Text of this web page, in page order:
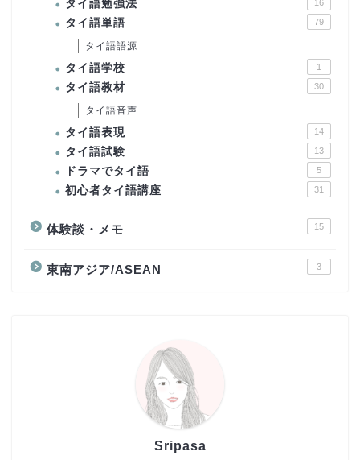
タイ語勉強法 16
タイ語単語 79
タイ語語源
タイ語学校 1
タイ語教材 30
タイ語音声
タイ語表現 14
タイ語試験 13
ドラマでタイ語 5
初心者タイ語講座 31
体験談・メモ 15
東南アジア/ASEAN 3
Sripasa